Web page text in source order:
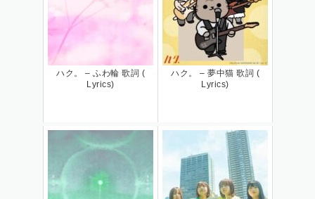
ハク。 – ふわ輪 歌詞 (
Lyrics)
ハク。 – 夢中猫 歌詞 (
Lyrics)